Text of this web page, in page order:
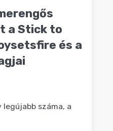
a Stick to
és a
száma, a